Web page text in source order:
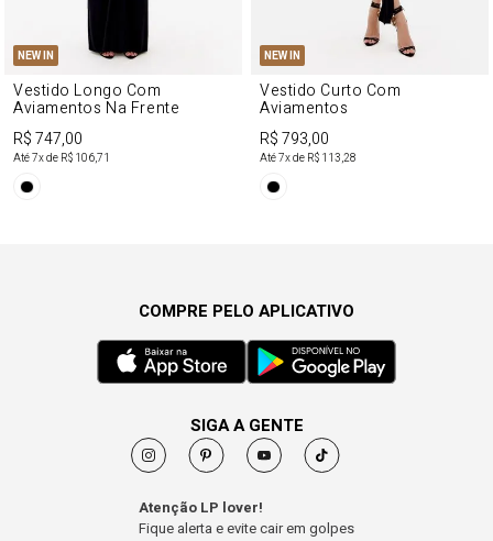
NEW IN
Vestido Longo Com
Aviamentos Na Frente
R$ 747,00
Até7x de R$ 106,71
NEW IN
Vestido Curto Com
Aviamentos
R$ 793,00
Até7x de R$ 113,28
COMPRE PELO APLICATIVO
SIGA A GENTE
Atenção LP lover!
Fique alerta e evite cair em golpes